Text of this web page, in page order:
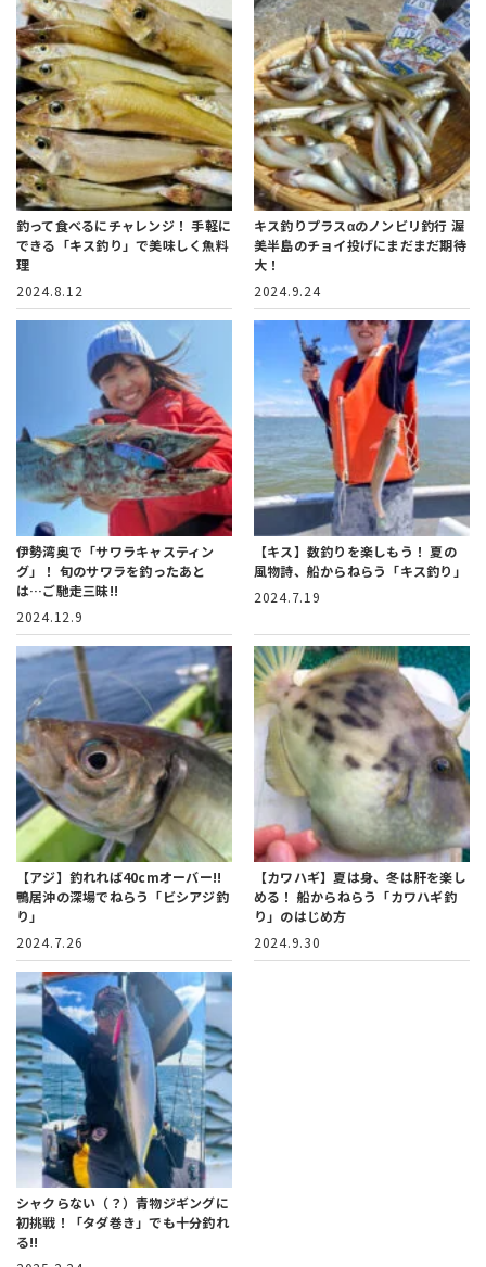
釣って食べるにチャレンジ！手軽に
できる「キス釣り」で美味しく魚料
理
2024.8.12
キス釣りプラスαのノンビリ釣行 渥
美半島のチョイ投げにまだまだ期待
大！
2024.9.24
伊勢湾奥で「サワラキャスティン
グ」！ 旬のサワラを釣ったあと
は…ご馳走三昧!!
2024.12.9
【キス】数釣りを楽しもう！夏の
風物詩、船からねらう「キス釣り」
2024.7.19
【アジ】釣れれば40cmオーバー!!
鴨居沖の深場でねらう「ビシアジ釣
り」
2024.7.26
【カワハギ】夏は身、冬は肝を楽し
める！ 船からねらう「カワハギ釣
り」のはじめ方
2024.9.30
シャクらない（？）青物ジギングに
初挑戦！
「タダ巻き」でも十分釣れ
る!!